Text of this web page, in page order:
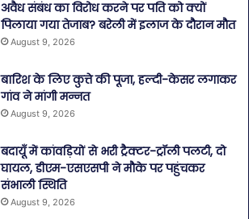
अवैध संबंध का विरोध करने पर पति को क्यों
पिलाया गया तेजाब? बरेली में इलाज के दौरान मौत
August 9, 2026
बारिश के लिए कुत्ते की पूजा, हल्दी-केसर लगाकर
गांव ने मांगी मन्नत
August 9, 2026
बदायूँ में कांवड़ियों से भरी ट्रैक्टर-ट्रॉली पलटी, दो
घायल, डीएम-एसएसपी ने मौके पर पहुंचकर
संभाली स्थिति
August 9, 2026